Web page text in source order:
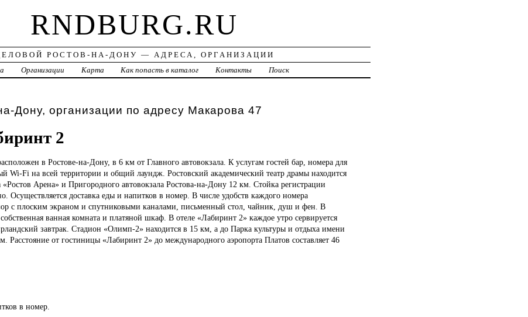
RNDBURG.RU
РОСТОВ-НА-ДОНУ — АДРЕСА, ОРГАНИЗАЦИИ
Организации Карта Как попасть в каталог Контакты Поиск
Дону, организации по адресу Макарова 47
2
в Ростове-на-Дону, в 6 км от Главного автовокзала. К услугам гостей бар, номера для
Wi-Fi на всей территории и общий лаундж. Ростовский академический театр драмы находится
«Ростов Арена» и Пригородного автовокзала Ростова-на-Дону 12 км. Стойка регистрации
Осуществляется доставка еды и напитков в номер. В числе удобств каждого номера
с плоским экраном и спутниковыми каналами, письменный стол, чайник, душ и фен. В
ванная комната и платяной шкаф. В отеле «Лабиринт 2» каждое утро сервируется
завтрак. Стадион «Олимп-2» находится в 15 км, а до Парка культуры и отдыха имени
Расстояние от гостиницы «Лабиринт 2» до международного аэропорта Платов составляет 46
в номер.